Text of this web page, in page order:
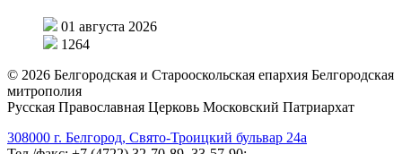
01 августа 2026
1264
© 2026 Белгородская и Старооскольская епархия Белгородская
митрополия
Русская Православная Церковь Московский Патриархат
308000 г. Белгород, Свято-Троицкий бульвар 24а